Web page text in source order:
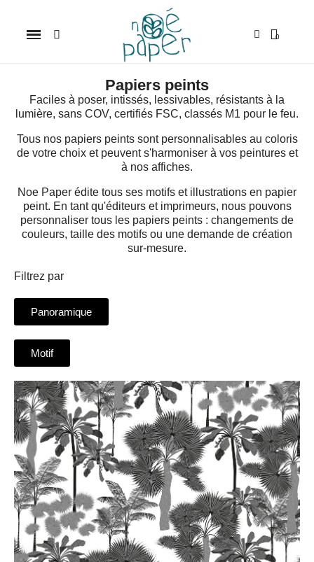
Papiers peints
Faciles à poser, intissés, lessivables, résistants à la
lumière, sans COV, certifiés FSC, classés M1 pour le feu.
Tous nos papiers peints sont personnalisables au coloris
de votre choix et peuvent s'harmoniser à vos peintures et
à nos affiches.
Noe Paper édite tous ses motifs et illustrations en papier
peint. En tant qu'éditeurs et imprimeurs, nous pouvons
personnaliser tous les papiers peints : changements de
couleurs, taille des motifs ou une demande de création
sur-mesure.
Filtrez par
Panoramique
Motif